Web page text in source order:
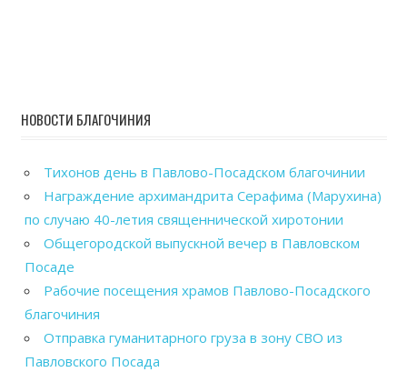
НОВОСТИ БЛАГОЧИНИЯ
Тихонов день в Павлово-Посадском благочинии
Награждение архимандрита Серафима (Марухина)
по случаю 40-летия священнической хиротонии
Общегородской выпускной вечер в Павловском
Посаде
Рабочие посещения храмов Павлово-Посадского
благочиния
Отправка гуманитарного груза в зону СВО из
Павловского Посада